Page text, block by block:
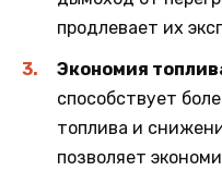
продлевает их
Экономия
способствует
топлива и
позволяет